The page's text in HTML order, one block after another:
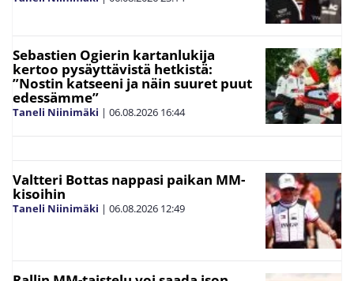
Sebastien Ogierin kartanlukija
kertoo pysäyttävistä hetkistä:
”Nostin katseeni ja näin suuret puut
edessämme”
Taneli Niinimäki | 06.08.2026 16:44
Valtteri Bottas nappasi paikan MM-
kisoihin
Taneli Niinimäki | 06.08.2026 12:49